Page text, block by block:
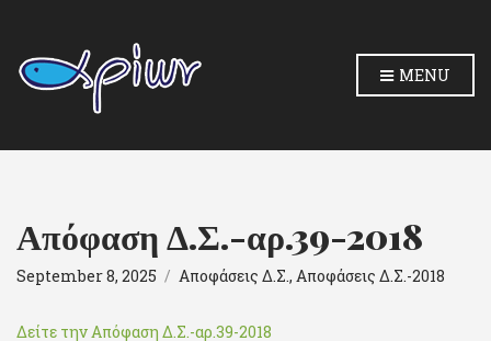
MENU
Απόφαση Δ.Σ.-αρ.39-2018
September 8, 2025 Αποφάσεις Δ.Σ., Αποφάσεις Δ.Σ.-2018
Δείτε την Απόφαση Δ.Σ.-αρ.39-2018